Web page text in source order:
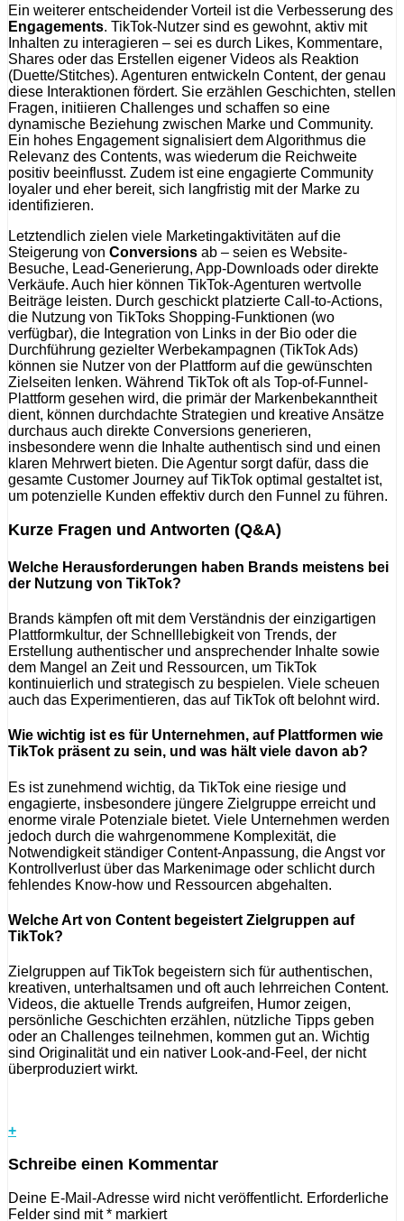
Ein weiterer entscheidender Vorteil ist die Verbesserung des
Engagements. TikTok-Nutzer sind es gewohnt, aktiv mit
Inhalten zu interagieren – sei es durch Likes, Kommentare,
Shares oder das Erstellen eigener Videos als Reaktion
(Duette/Stitches). Agenturen entwickeln Content, der genau
diese Interaktionen fördert. Sie erzählen Geschichten, stellen
Fragen, initiieren Challenges und schaffen so eine
dynamische Beziehung zwischen Marke und Community.
Ein hohes Engagement signalisiert dem Algorithmus die
Relevanz des Contents, was wiederum die Reichweite
positiv beeinflusst. Zudem ist eine engagierte Community
loyaler und eher bereit, sich langfristig mit der Marke zu
identifizieren.
Letztendlich zielen viele Marketingaktivitäten auf die
Steigerung von Conversions ab – seien es Website-
Besuche, Lead-Generierung, App-Downloads oder direkte
Verkäufe. Auch hier können TikTok-Agenturen wertvolle
Beiträge leisten. Durch geschickt platzierte Call-to-Actions,
die Nutzung von TikToks Shopping-Funktionen (wo
verfügbar), die Integration von Links in der Bio oder die
Durchführung gezielter Werbekampagnen (TikTok Ads)
können sie Nutzer von der Plattform auf die gewünschten
Zielseiten lenken. Während TikTok oft als Top-of-Funnel-
Plattform gesehen wird, die primär der Markenbekanntheit
dient, können durchdachte Strategien und kreative Ansätze
durchaus auch direkte Conversions generieren,
insbesondere wenn die Inhalte authentisch sind und einen
klaren Mehrwert bieten. Die Agentur sorgt dafür, dass die
gesamte Customer Journey auf TikTok optimal gestaltet ist,
um potenzielle Kunden effektiv durch den Funnel zu führen.
Kurze Fragen und Antworten (Q&A)
Welche Herausforderungen haben Brands meistens bei
der Nutzung von TikTok?
Brands kämpfen oft mit dem Verständnis der einzigartigen
Plattformkultur, der Schnelllebigkeit von Trends, der
Erstellung authentischer und ansprechender Inhalte sowie
dem Mangel an Zeit und Ressourcen, um TikTok
kontinuierlich und strategisch zu bespielen. Viele scheuen
auch das Experimentieren, das auf TikTok oft belohnt wird.
Wie wichtig ist es für Unternehmen, auf Plattformen wie
TikTok präsent zu sein, und was hält viele davon ab?
Es ist zunehmend wichtig, da TikTok eine riesige und
engagierte, insbesondere jüngere Zielgruppe erreicht und
enorme virale Potenziale bietet. Viele Unternehmen werden
jedoch durch die wahrgenommene Komplexität, die
Notwendigkeit ständiger Content-Anpassung, die Angst vor
Kontrollverlust über das Markenimage oder schlicht durch
fehlendes Know-how und Ressourcen abgehalten.
Welche Art von Content begeistert Zielgruppen auf
TikTok?
Zielgruppen auf TikTok begeistern sich für authentischen,
kreativen, unterhaltsamen und oft auch lehrreichen Content.
Videos, die aktuelle Trends aufgreifen, Humor zeigen,
persönliche Geschichten erzählen, nützliche Tipps geben
oder an Challenges teilnehmen, kommen gut an. Wichtig
sind Originalität und ein nativer Look-and-Feel, der nicht
überproduziert wirkt.
+
Schreibe einen Kommentar
Deine E-Mail-Adresse wird nicht veröffentlicht. Erforderliche
Felder sind mit* markiert